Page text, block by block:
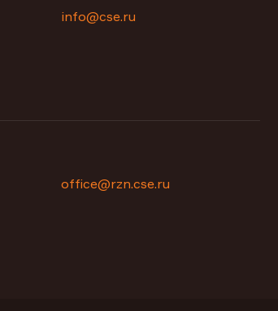
info@cse.ru
office@rzn.cse.ru